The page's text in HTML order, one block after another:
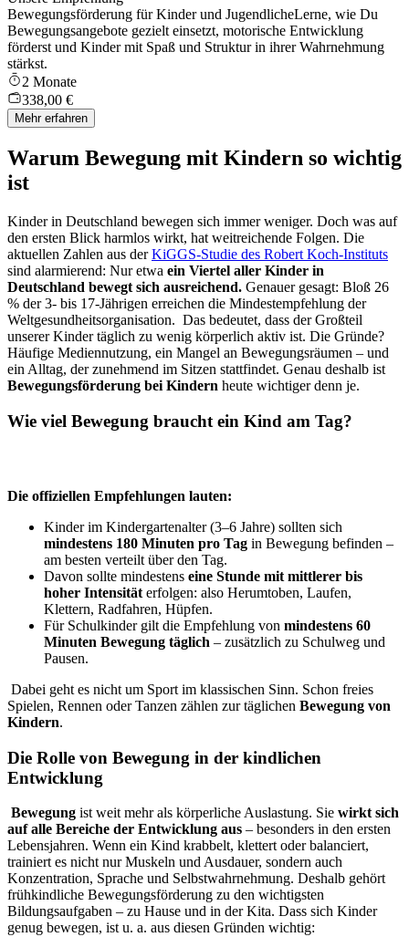
Bewegungsförderung für Kinder und JugendlicheLerne, wie Du
Bewegungsangebote gezielt einsetzt, motorische Entwicklung
förderst und Kinder mit Spaß und Struktur in ihrer Wahrnehmung
stärkst.
2 Monate
338,00 €
Mehr erfahren
Warum Bewegung mit Kindern so wichtig
ist
Kinder in Deutschland bewegen sich immer weniger. Doch was auf
den ersten Blick harmlos wirkt, hat weitreichende Folgen. Die
aktuellen Zahlen aus derKiGGS-Studie des Robert Koch-Instituts
sind alarmierend: Nur etwa ein Viertel aller Kinder in
Deutschland bewegt sich ausreichend. Genauer gesagt: Bloß 26
% der 3- bis 17-Jährigen erreichen die Mindestempfehlung der
Weltgesundheitsorganisation. Das bedeutet, dass der Großteil
unserer Kinder täglich zu wenig körperlich aktiv ist. Die Gründe?
Häufige Mediennutzung, ein Mangel an Bewegungsräumen – und
ein Alltag, der zunehmend im Sitzen stattfindet. Genau deshalb ist
Bewegungsförderung bei Kindern heute wichtiger denn je.
Wie viel Bewegung braucht ein Kind am Tag?
Die offiziellen Empfehlungen lauten:
Kinder im Kindergartenalter (3–6 Jahre) sollten sich
mindestens 180 Minuten pro Tag in Bewegung befinden –
am besten verteilt über den Tag.
Davon sollte mindestens eine Stunde mit mittlerer bis
hoher Intensität erfolgen: also Herumtoben, Laufen,
Klettern, Radfahren, Hüpfen.
Für Schulkinder gilt die Empfehlung von mindestens 60
Minuten Bewegung täglich – zusätzlich zu Schulweg und
Pausen.
Dabei geht es nicht um Sport im klassischen Sinn. Schon freies
Spielen, Rennen oder Tanzen zählen zur täglichen Bewegung von
Kindern.
Die Rolle von Bewegung in der kindlichen
Entwicklung
Bewegung ist weit mehr als körperliche Auslastung. Sie wirkt sich
auf alle Bereiche der Entwicklung aus – besonders in den ersten
Lebensjahren. Wenn ein Kind krabbelt, klettert oder balanciert,
trainiert es nicht nur Muskeln und Ausdauer, sondern auch
Konzentration, Sprache und Selbstwahrnehmung. Deshalb gehört
frühkindliche Bewegungsförderung zu den wichtigsten
Bildungsaufgaben – zu Hause und in der Kita. Dass sich Kinder
genug bewegen, ist u. a. aus diesen Gründen wichtig: